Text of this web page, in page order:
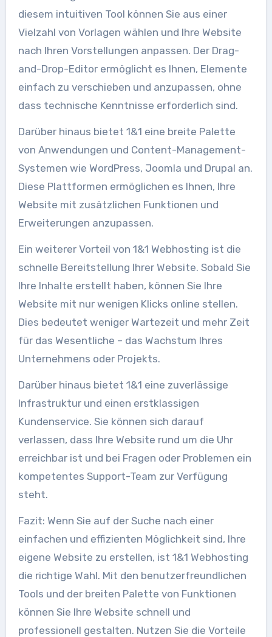
diesem intuitiven Tool können Sie aus einer
Vielzahl von Vorlagen wählen und Ihre Website
nach Ihren Vorstellungen anpassen. Der Drag-
and-Drop-Editor ermöglicht es Ihnen, Elemente
einfach zu verschieben und anzupassen, ohne
dass technische Kenntnisse erforderlich sind.
Darüber hinaus bietet 1&1 eine breite Palette
von Anwendungen und Content-Management-
Systemen wie WordPress, Joomla und Drupal an.
Diese Plattformen ermöglichen es Ihnen, Ihre
Website mit zusätzlichen Funktionen und
Erweiterungen anzupassen.
Ein weiterer Vorteil von 1&1 Webhosting ist die
schnelle Bereitstellung Ihrer Website. Sobald Sie
Ihre Inhalte erstellt haben, können Sie Ihre
Website mit nur wenigen Klicks online stellen.
Dies bedeutet weniger Wartezeit und mehr Zeit
für das Wesentliche – das Wachstum Ihres
Unternehmens oder Projekts.
Darüber hinaus bietet 1&1 eine zuverlässige
Infrastruktur und einen erstklassigen
Kundenservice. Sie können sich darauf
verlassen, dass Ihre Website rund um die Uhr
erreichbar ist und bei Fragen oder Problemen ein
kompetentes Support-Team zur Verfügung
steht.
Fazit: Wenn Sie auf der Suche nach einer
einfachen und effizienten Möglichkeit sind, Ihre
eigene Website zu erstellen, ist 1&1 Webhosting
die richtige Wahl. Mit den benutzerfreundlichen
Tools und der breiten Palette von Funktionen
können Sie Ihre Website schnell und
professionell gestalten. Nutzen Sie die Vorteile